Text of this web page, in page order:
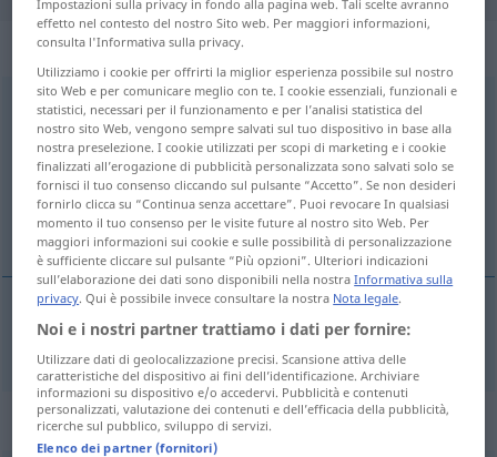
„lithographe“: masculin
lithographe [litɔgʀaf]m
Panoramica di tutte le traduzion
(Fai clic sulla/Tocca traduzione per maggiori dettagli)
Lithograf
Lithografm lithographe
Sinonimi per "lithographe"
Impostazioni sulla privacy in fondo alla pagina web. Tali scelte avranno
effetto nel contesto del nostro Sito web. Per maggiori informazioni,
consulta l'Informativa sulla privacy.
Utilizziamo i cookie per offrirti la miglior esperienza possibile sul nostro
sito Web e per comunicare meglio con te. I cookie essenziali, funzionali e
statistici, necessari per il funzionamento e per l’analisi statistica del
nostro sito Web, vengono sempre salvati sul tuo dispositivo in base alla
nostra preselezione. I cookie utilizzati per scopi di marketing e i cookie
finalizzati all’erogazione di pubblicità personalizzata sono salvati solo se
fornisci il tuo consenso cliccando sul pulsante “Accetto”. Se non desideri
fornirlo clicca su “Continua senza accettare”. Puoi revocare In qualsiasi
momento il tuo consenso per le visite future al nostro sito Web. Per
maggiori informazioni sui cookie e sulle possibilità di personalizzazione
è sufficiente cliccare sul pulsante “Più opzioni”. Ulteriori indicazioni
sull’elaborazione dei dati sono disponibili nella nostraInformativa sulla
privacy. Qui è possibile invece consultare la nostra Nota legale.
Noi e i nostri partner trattiamo i dati per fornire:
Utilizzare dati di geolocalizzazione precisi. Scansione attiva delle
caratteristiche del dispositivo ai fini dell’identificazione. Archiviare
informazioni su dispositivo e/o accedervi. Pubblicità e contenuti
personalizzati, valutazione dei contenuti e dell’efficacia della pubblicità,
ricerche sul pubblico, sviluppo di servizi.
Elenco dei partner (fornitori)